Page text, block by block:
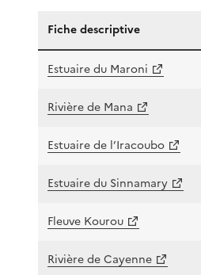
Fiche descriptive
Estuaire du Maroni
Rivière de Mana
Estuaire de l’Iracoubo
Estuaire du Sinnamary
Fleuve Kourou
Rivière de Cayenne